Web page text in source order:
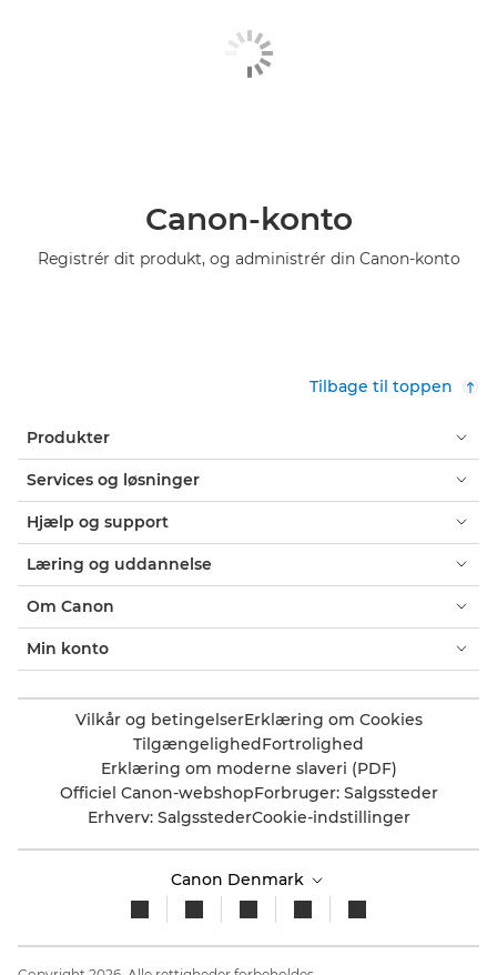
Canon-konto
Registrér dit produkt, og administrér din Canon-konto
Tilbage til toppen
Produkter
Services og løsninger
Hjælp og support
Læring og uddannelse
Om Canon
Min konto
Vilkår og betingelserErklæring om Cookies
TilgængelighedFortrolighed
Erklæring om moderne slaveri (PDF)
Officiel Canon-webshopForbruger: Salgssteder
Erhverv: SalgsstederCookie-indstillinger
Canon Denmark